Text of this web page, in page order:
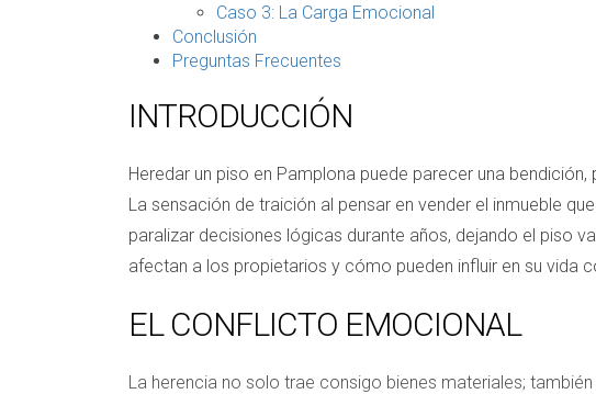
Caso 3: La Carga Emocional
Conclusión
Preguntas Frecuentes
INTRODUCCIÓN
Heredar un piso en Pamplona puede parecer una
La sensación de traición al pensar en vender el inmueble
paralizar decisiones lógicas durante años, dejando el piso
afectan a los propietarios y cómo pueden influir en su vida
EL CONFLICTO EMOCIONAL
La herencia no solo trae consigo bienes materiales;